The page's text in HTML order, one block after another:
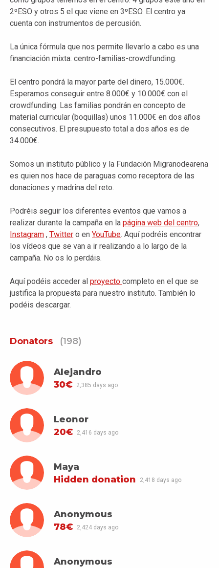
2ºESO y otros 5 el que viene en 3ºESO. El centro ya
cuenta con instrumentos de percusión.
La única fórmula que nos permite llevarlo a cabo es una
financiación mixta: centro-familias-crowdfunding.
El centro pondrá la mayor parte del dinero, 15.000€.
Esperamos conseguir entre 8.000€ y 10.000€ con el
crowdfunding. Las familias pondrán en concepto de
material curricular (boquillas) unos 11.000€ en dos años
consecutivos. El presupuesto total a dos años es de
34.000€.
Somos un instituto público y la Fundación Migranodearena
es quien nos hace de paraguas como receptora de las
donaciones y madrina del reto.
Podréis seguir los diferentes eventos que vamos a
realizar durante la campaña en la página web del centro,
Instagram , Twitter o en YouTube. Aquí podréis encontrar
los vídeos que se van a ir realizando a lo largo de la
campaña. No os lo perdáis.
Aquí podéis acceder al proyecto completo en el que se
justifica la propuesta para nuestro instituto. También lo
podéis descargar.
Donators (198)
Alejandro
30€
2,385 days ago
Leonor
20€
2,416 days ago
Maya
Hidden donation
2,418 days ago
Anonymous
78€
2,424 days ago
Anonymous